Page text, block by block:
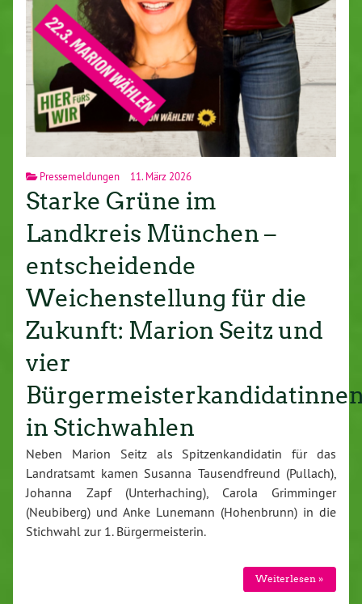
Pressemeldungen 11. März 2026
Starke Grüne im
Landkreis München –
entscheidende
Weichenstellung für die
Zukunft: Marion Seitz und
vier
in Stichwahlen
Neben Marion Seitz als Spitzenkandidatin für das
Landratsamt kamen Susanna Tausendfreund (Pullach),
Johanna Zapf (Unterhaching), Carola Grimminger
(Neubiberg) und Anke Lunemann (Hohenbrunn) in die
Stichwahl zur 1. Bürgermeisterin.
Weiterlesen »